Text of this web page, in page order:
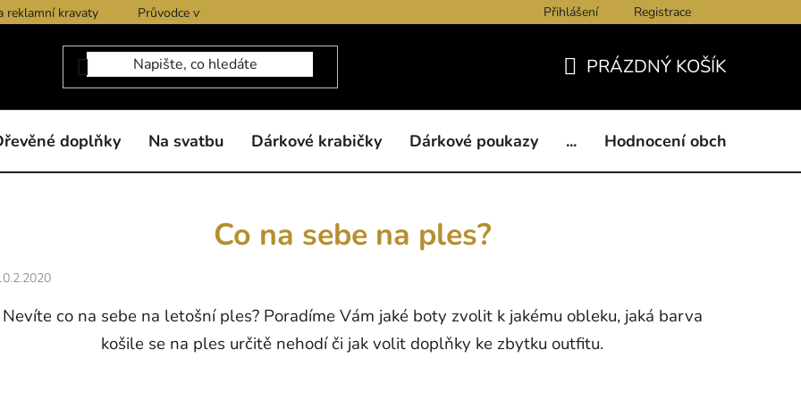
reklamní kravaty Průvodce výběrem produktů Kontakty Obchodní podmínky
Přihlášení Registrace
KOŠÍK
PRÁZDNÝ KOŠÍK
doplňky Na svatbu Dárkové krabičky Dárkové poukazy ... Hodnocení obchodu
Co na sebe na ples?
Nevíte co na sebe na letošní ples? Poradíme Vám jaké boty zvolit k jakému obleku, jaká barva
košile se na ples určitě nehodí či jak volit doplňky ke zbytku outfitu.